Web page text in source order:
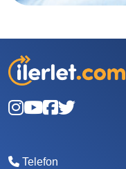
Telefon